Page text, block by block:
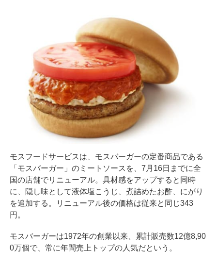
モスフードサービスは、モスバーガーの定番商品である
「モスバーガー」のミートソースを、7月16日までに全
国の店舗でリニューアル。具材感をアップすると同時
に、隠し味として液体塩こうじ、煮詰めたお酢、にがり
を追加する。リニューアル後の価格は従来と同じ343
円。
モスバーガーは1972年の創業以来、累計販売数12億8,90
0万個で、常に年間売上トップの人気だという。